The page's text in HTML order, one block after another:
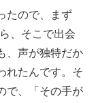
たので、まず
、そこで出会
、声が独特だか
れたんです。そ
で、「その手が